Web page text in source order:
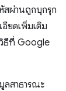
สผ่านถูกบุกรุก
ยดเพิ่มเติม
ธีที่ Google
ลสาธารณะ